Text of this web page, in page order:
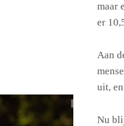
maar
er
Aan
uit,
Nu